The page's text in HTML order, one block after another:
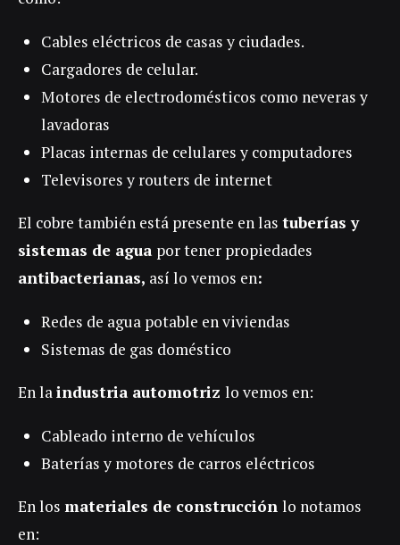
Cables eléctricos de casas y ciudades.
Cargadores de celular.
Motores de electrodomésticos como neveras y
lavadoras
Placas internas de celulares y computadores
Televisores y routers de internet
El cobre también está presente en las tuberías y
sistemas de agua por tener propiedades
antibacterianas, así lo vemos en:
Redes de agua potable en viviendas
Sistemas de gas doméstico
En laindustria automotriz lo vemos en:
Cableado interno de vehículos
Baterías y motores de carros eléctricos
En los materiales de construcción lo notamos
en: